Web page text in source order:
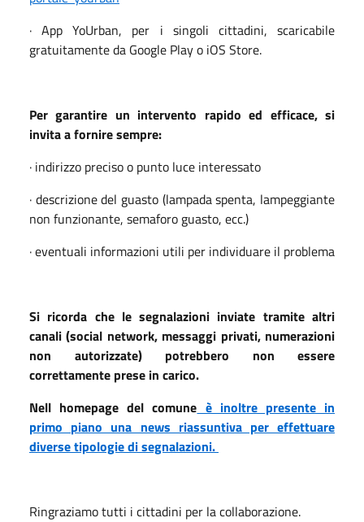
· App YoUrban, per i singoli cittadini, scaricabile
gratuitamente da Google Play o iOS Store.
Per garantire un intervento rapido ed efficace, si
invita a fornire sempre:
· indirizzo preciso o punto luce interessato
· descrizione del guasto (lampada spenta, lampeggiante
non funzionante, semaforo guasto, ecc.)
· eventuali informazioni utili per individuare il problema
Si ricorda che le segnalazioni inviate tramite altri
canali (social network, messaggi privati, numerazioni
non autorizzate) potrebbero non essere
correttamente prese in carico.
Nell homepage del comune è inoltre presente in
primo piano una news riassuntiva per effettuare
diverse tipologie di segnalazioni.
Ringraziamo tutti i cittadini per la collaborazione.